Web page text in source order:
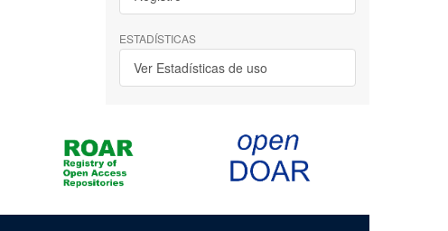
ESTADÍSTICAS
Ver Estadísticas de uso